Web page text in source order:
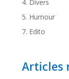
4. Divers
5. Humour
7. Edito
Articles